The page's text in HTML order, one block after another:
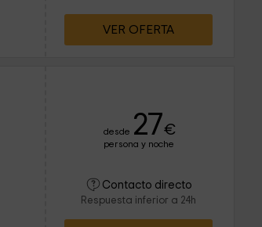
VER OFERTA
desde 27€
persona y noche
Contacto directo
Respuesta inferior a 24h